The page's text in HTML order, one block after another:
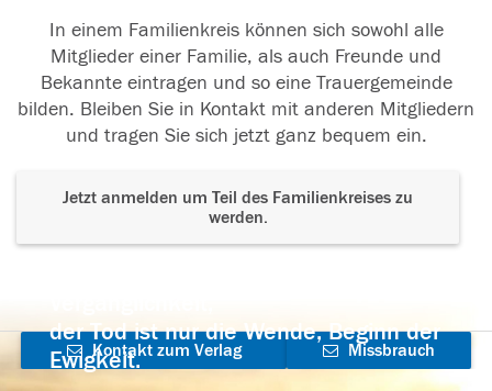
In einem Familienkreis können sich sowohl alle
Mitglieder einer Familie, als auch Freunde und
Bekannte eintragen und so eine Trauergemeinde
bilden. Bleiben Sie in Kontakt mit anderen Mitgliedern
und tragen Sie sich jetzt ganz bequem ein.
Jetzt anmelden um Teil des Familienkreises zu
werden.
der Tod ist nur die Wende, Beginn der
Ewigkeit.
Kontakt zum Verlag
Missbrauch